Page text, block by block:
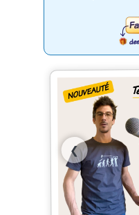
❮